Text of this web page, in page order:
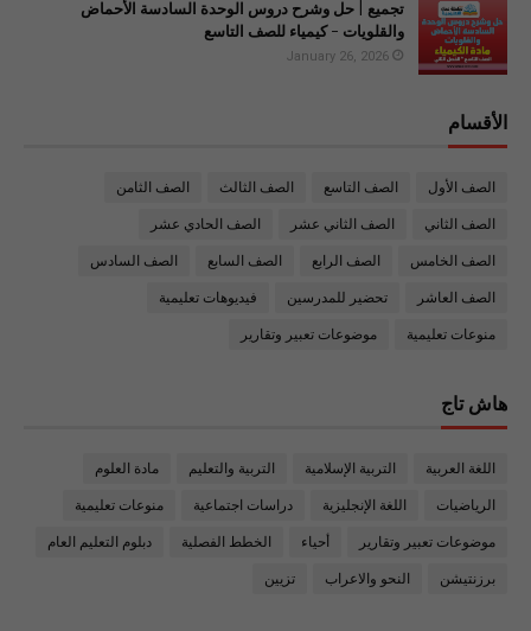
تجميع | حل وشرح دروس الوحدة السادسة الأحماض
والقلويات - كيمياء للصف التاسع
January 26, 2026
الأقسام
الصف الأول الصف التاسع الصف الثالث الصف الثامن
الصف الثاني الصف الثاني عشر الصف الحادي عشر
الصف الخامس الصف الرابع الصف السابع الصف السادس
الصف العاشر تحضير للمدرسين فيديوهات تعليمية
منوعات تعليمية موضوعات تعبير وتقارير
هاش تاج
اللغة العربية التربية الإسلامية التربية والتعليم مادة العلوم
الرياضيات اللغة الإنجليزية دراسات اجتماعية منوعات تعليمية
موضوعات تعبير وتقارير أحياء الخطط الفصلية دبلوم التعليم العام
برزنتيشن النحو والاعراب تزيين